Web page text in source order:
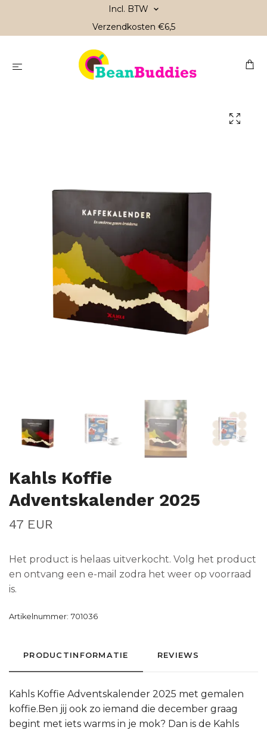
Incl. BTW
Verzendkosten €6,5
Kahls Koffie
Adventskalender 2025
47 EUR
Het product is helaas uitverkocht. Volg het product
en ontvang een e-mail zodra het weer op voorraad
is.
Artikelnummer: 701036
PRODUCTINFORMATIE REVIEWS
Kahls Koffie Adventskalender 2025 met gemalen
koffie.Ben jij ook zo iemand die december graag
begint met iets warms in je mok? Dan is de Kahls